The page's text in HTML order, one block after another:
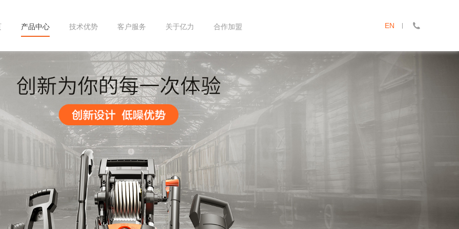
产品中心 技术优势 客户服务 关于亿力 合作加盟 EN